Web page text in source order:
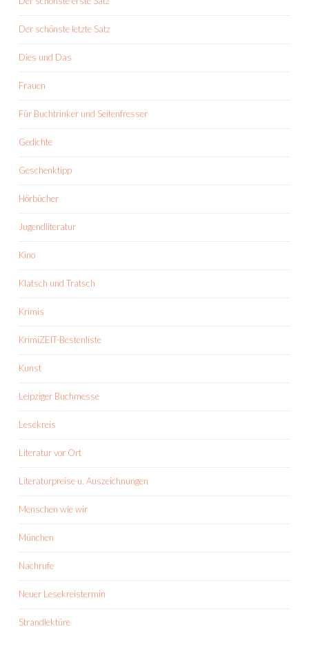
Der schönste letzte Satz
Dies und Das
Frauen
Für Buchtrinker und Seitenfresser
Gedichte
Geschenktipp
Hörbücher
Jugendliteratur
Kino
Klatsch und Tratsch
Krimis
KrimiZEIT-Bestenliste
Kunst
Leipziger Buchmesse
Lesekreis
Literatur vor Ort
Literaturpreise u. Auszeichnungen
Menschen wie wir
München
Nachrufe
Neuer Lesekreistermin
Strandlektüre